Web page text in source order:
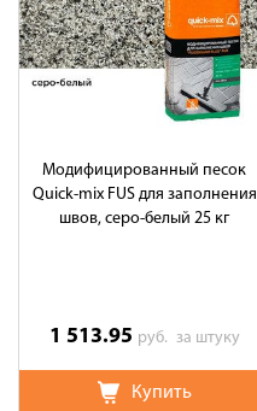
Модифицированный песок
Quick-mix FUS для заполнения
швов, серо-белый 25 кг
1 513.95 руб. за штуку
Купить